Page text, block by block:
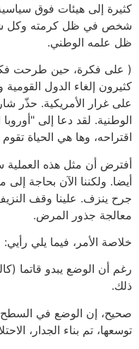
كثيرة إلى هيئات فوق
شخص في ظل كرمته وكل
ظل علمه الوطني.
( على فكرة، حين طرحت فكرة
كثيرون إلغاء الدول القومية
على غرار الأمريكية. حذّر
الوطنية. لقد دعا إلى
اقتراحه، وها هي الحياة
أفترض أن مثل هذه العملية
أيضا. ولكننا الآن بحاجة إلى
جرح ينزف. علينا وقف
معالجة جذور المرض.
خلاصة الأمر، فيما يلي رأيي:
رغم أن الوضع يبدو قاتما
ذلك.
صحيح، إن الوضع في
توسعها، تم بناء الجدار،